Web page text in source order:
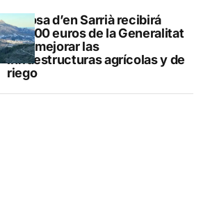
Callosa d’en Sarrià recibirá
40.000 euros de la Generalitat
para mejorar las
infraestructuras agrícolas y de
riego